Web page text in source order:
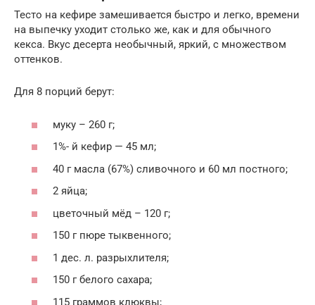
Тесто на кефире замешивается быстро и легко, времени
на выпечку уходит столько же, как и для обычного
кекса. Вкус десерта необычный, яркий, с множеством
оттенков.
Для 8 порций берут:
муку – 260 г;
1%- й кефир — 45 мл;
40 г масла (67%) сливочного и 60 мл постного;
2 яйца;
цветочный мёд – 120 г;
150 г пюре тыквенного;
1 дес. л. разрыхлителя;
150 г белого сахара;
115 граммов клюквы;